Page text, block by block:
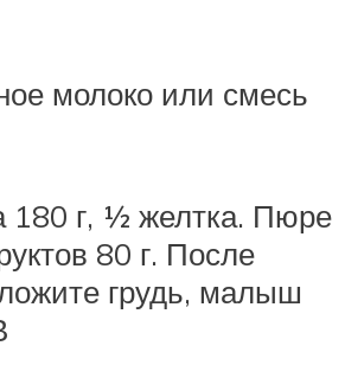
молоко или смесь
180 г, ½ желтка. Пюре
80 г. После
грудь, малыш